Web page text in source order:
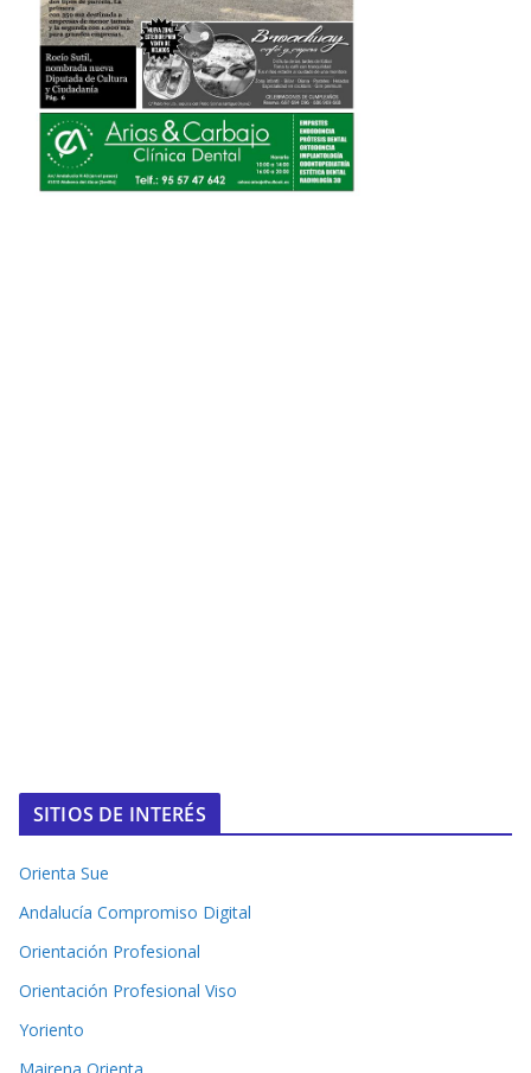
SITIOS DE INTERÉS
Orienta Sue
Andalucía Compromiso Digital
Orientación Profesional
Orientación Profesional Viso
Yoriento